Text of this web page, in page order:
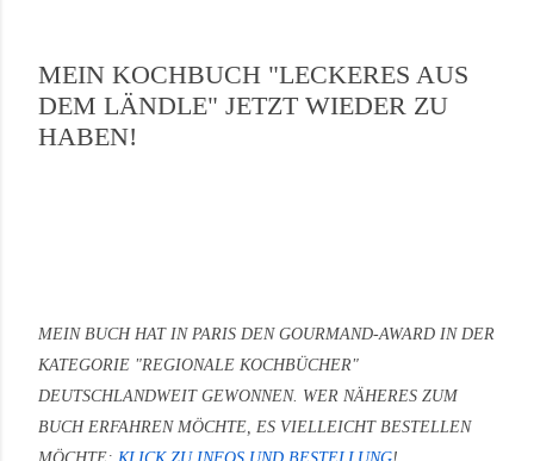
MEIN KOCHBUCH "LECKERES AUS
DEM LÄNDLE" JETZT WIEDER ZU
HABEN!
MEIN BUCH HAT IN PARIS DEN GOURMAND-AWARD IN DER
KATEGORIE "REGIONALE KOCHBÜCHER"
DEUTSCHLANDWEIT GEWONNEN. WER NÄHERES ZUM
BUCH ERFAHREN MÖCHTE, ES VIELLEICHT BESTELLEN